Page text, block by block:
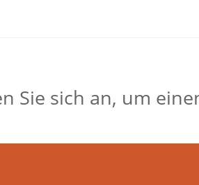
Sie sich an, um